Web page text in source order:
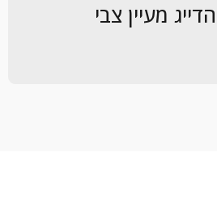
מעיין צבי